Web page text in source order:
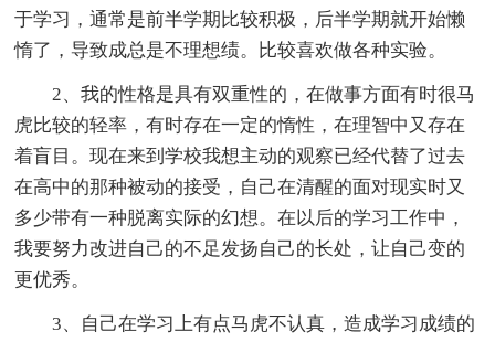
于学习，通常是前半学期比较积极，后半学期就开始懒
惰了，导致成总是不理想绩。比较喜欢做各种实验。
2、我的性格是具有双重性的，在做事方面有时很马
虎比较的轻率，有时存在一定的惰性，在理智中又存在
着盲目。现在来到学校我想主动的观察已经代替了过去
在高中的那种被动的接受，自己在清醒的面对现实时又
多少带有一种脱离实际的幻想。在以后的学习工作中，
我要努力改进自己的不足发扬自己的长处，让自己变的
更优秀。
3、自己在学习上有点马虎不认真，造成学习成绩的